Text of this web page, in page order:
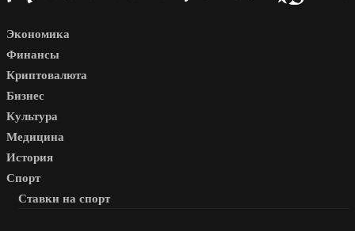
Экономика
Финансы
Криптовалюта
Бизнес
Культура
Медицина
История
Спорт
Ставки на спорт